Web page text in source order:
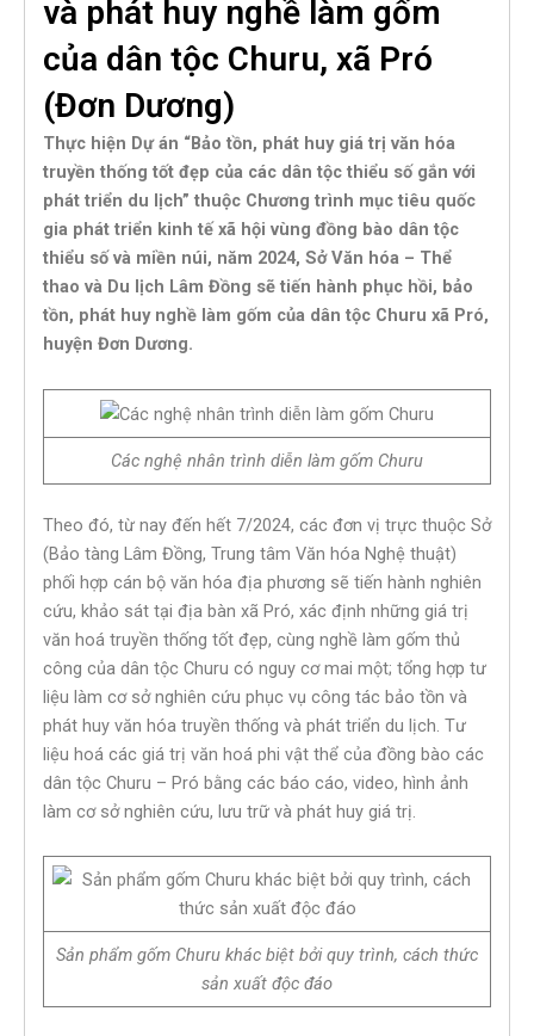
và phát huy nghề làm gốm
của dân tộc Churu, xã Pró
(Đơn Dương)
Thực hiện Dự án “Bảo tồn, phát huy giá trị văn hóa
truyền thống tốt đẹp của các dân tộc thiểu số gắn với
phát triển du lịch” thuộc Chương trình mục tiêu quốc
gia phát triển kinh tế xã hội vùng đồng bào dân tộc
thiểu số và miền núi, năm 2024, Sở Văn hóa – Thể
thao và Du lịch Lâm Đồng sẽ tiến hành phục hồi, bảo
tồn, phát huy nghề làm gốm của dân tộc Churu xã Pró,
huyện Đơn Dương.
Các nghệ nhân trình diễn làm gốm Churu
Theo đó, từ nay đến hết 7/2024, các đơn vị trực thuộc Sở
(Bảo tàng Lâm Đồng, Trung tâm Văn hóa Nghệ thuật)
phối hợp cán bộ văn hóa địa phương sẽ tiến hành nghiên
cứu, khảo sát tại địa bàn xã Pró, xác định những giá trị
văn hoá truyền thống tốt đẹp, cùng nghề làm gốm thủ
công của dân tộc Churu có nguy cơ mai một; tổng hợp tư
liệu làm cơ sở nghiên cứu phục vụ công tác bảo tồn và
phát huy văn hóa truyền thống và phát triển du lịch. Tư
liệu hoá các giá trị văn hoá phi vật thể của đồng bào các
dân tộc Churu – Pró bằng các báo cáo, video, hình ảnh
làm cơ sở nghiên cứu, lưu trữ và phát huy giá trị.
Sản phẩm gốm Churu khác biệt bởi quy trình, cách thức
sản xuất độc đáo